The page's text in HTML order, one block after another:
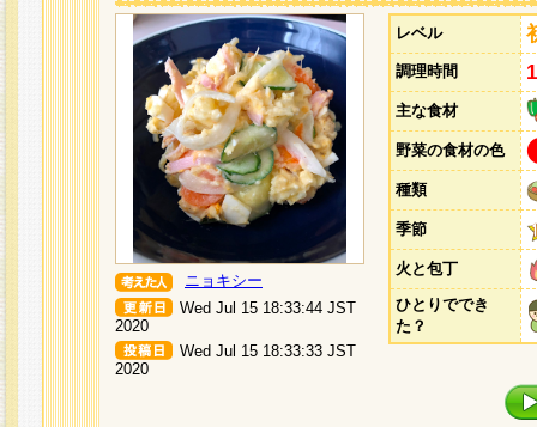
ニョキシー
Wed Jul 15 18:33:44 JST
2020
Wed Jul 15 18:33:33 JST
2020
レベル
調理時間
主な食材
野菜の食材の色
種類
季節
火と包丁
ひとりででき
た？